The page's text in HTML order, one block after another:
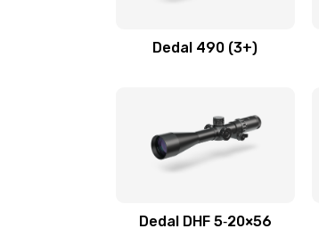
Dedal 490 (3+)
Dedal DHF 5‑20×56